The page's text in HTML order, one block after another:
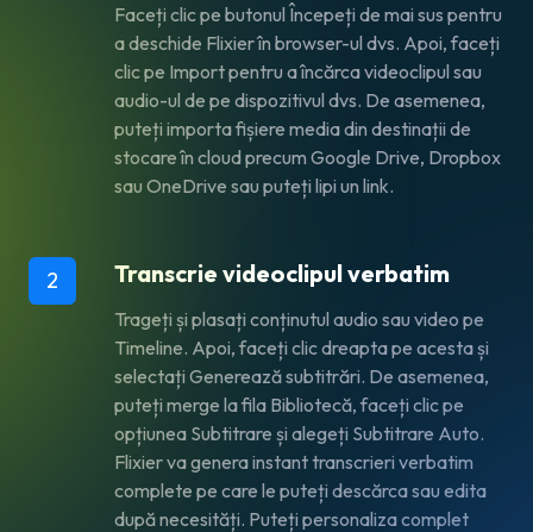
Faceți clic pe butonul Începeți de mai sus pentru
a deschide Flixier în browser-ul dvs. Apoi, faceți
clic pe Import pentru a încărca videoclipul sau
audio-ul de pe dispozitivul dvs. De asemenea,
puteți importa fișiere media din destinații de
stocare în cloud precum Google Drive, Dropbox
sau OneDrive sau puteți lipi un link.
2 Transcrie videoclipul verbatim
Trageți și plasați conținutul audio sau video pe
Timeline. Apoi, faceți clic dreapta pe acesta și
selectați Generează subtitrări. De asemenea,
puteți merge la fila Bibliotecă, faceți clic pe
opțiunea Subtitrare și alegeți Subtitrare Auto.
Flixier va genera instant transcrieri verbatim
complete pe care le puteți descărca sau edita
după necesități. Puteți personaliza complet